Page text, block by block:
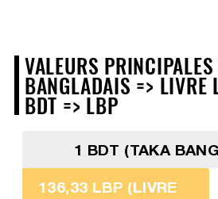
VALEURS
BANGLADAIS =>
BDT => LBP
1 BDT (TAKA
136,33 LBP (LIVRE